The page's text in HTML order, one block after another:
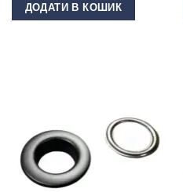
ДОДАТИ В КОШИК